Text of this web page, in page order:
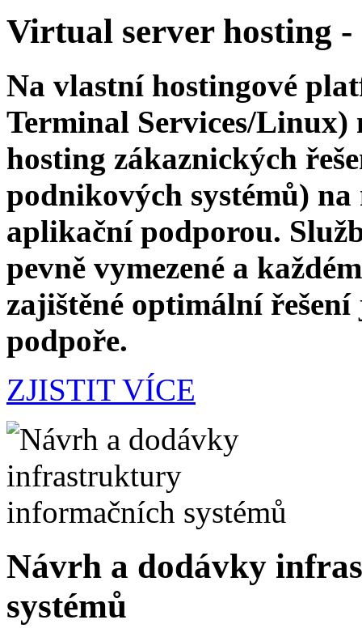
Virtual server hosting -
Na vlastní hostingové
Terminal Services/Linux)
hosting zákaznických
podnikových systémů)
aplikační podporou.
pevně vymezené a
zajištěné optimální
podpoře.
ZJISTIT VÍCE
Návrh a dodávky
systémů